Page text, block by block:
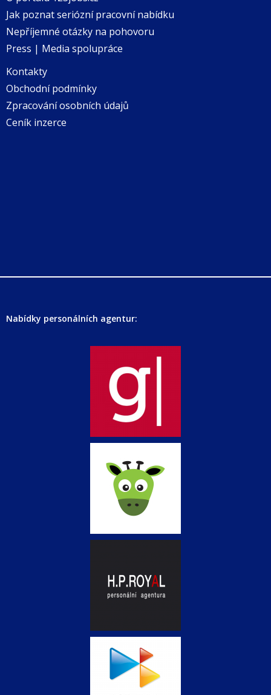
Jak poznat seriózní pracovní nabídku
Nepříjemné otázky na pohovoru
Press | Media spolupráce
Kontakty
Obchodní podmínky
Zpracování osobních údajů
Ceník inzerce
Nabídky personálních agentur: